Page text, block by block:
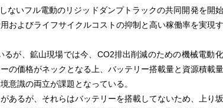
ないフル電動のリジッドダンプトラックの共同開発を開
およびライフサイクルコストの抑制と高い稼働率を実現
が、鉱山現場では今、CO2排出削減のための機械電動
の価格がネックとなる上、バッテリー搭載量と資源積載
意識の両立が課題となっている。
あるが、それらはバッテリーを搭載してないため、上り